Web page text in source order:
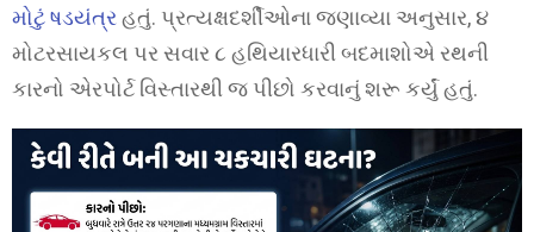
મોટું ષડયંત્રહતું. પ્રત્યક્ષદર્શીઓના જણાવ્યા અનુસાર, ૪
મોટરસાયકલ પર સવાર ૮ હથિયારધારી બદમાશોએ રથની
કારનો એરપોર્ટ વિસ્તારથી જ પીછો કરવાનું શરૂ કર્યું હતું.